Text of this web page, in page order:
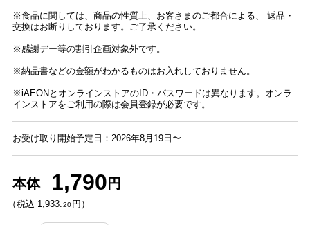
※食品に関しては、商品の性質上、お客さまのご都合による、 返品・
交換はお断りしております。ご了承ください。
※感謝デー等の割引企画対象外です。
※納品書などの金額がわかるものはお入れしておりません。
※iAEONとオンラインストアのID・パスワードは異なります。オンラ
インストアをご利用の際は会員登録が必要です。
お受け取り開始予定日：2026年8月19日〜
本体 1,790 円
（税込 1,933. 20 円）